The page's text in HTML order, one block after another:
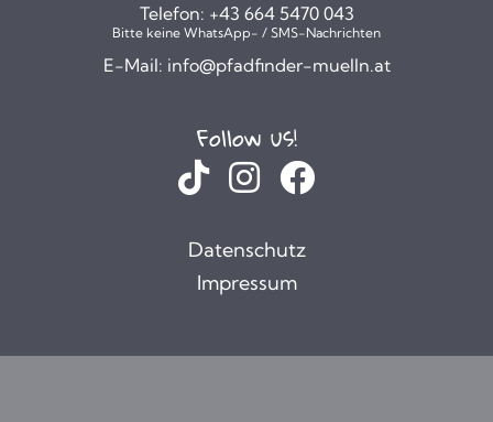
Telefon: +43 664 5470 043
Bitte keine WhatsApp- / SMS-Nachrichten
E-Mail: info@pfadfinder-muelln.at
Follow us!
Datenschutz
Impressum